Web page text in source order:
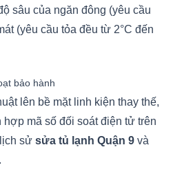
sâu của ngăn đông (yêu cầu
(yêu cầu tỏa đều từ 2°C đến
bảo hành
lên bề mặt linh kiện thay thế,
mã số đối soát điện tử trên
sử sửa tủ lạnh Quận 9 và